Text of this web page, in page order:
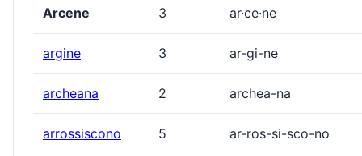
Arcene 3 ar·ce·ne
argine 3 ar-gi-ne
archeana 2 archea-na
arrossiscono 5 ar-ros-si-sco-no